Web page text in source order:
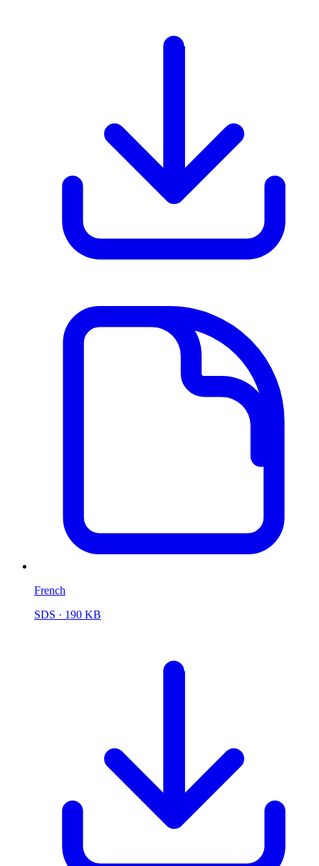
French
SDS · 190 KB